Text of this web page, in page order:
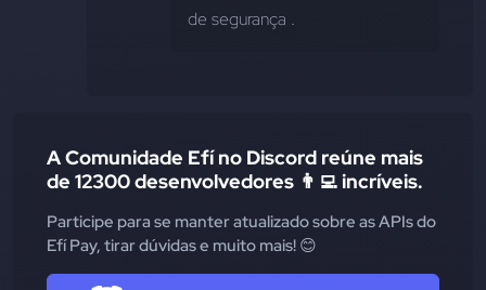
de segurança .
A Comunidade Efí no Discord reúne mais
de 12300 desenvolvedores 👨‍💻 incríveis.
Participe para se manter atualizado sobre as APIs do
Efí Pay, tirar dúvidas e muito mais! 😊